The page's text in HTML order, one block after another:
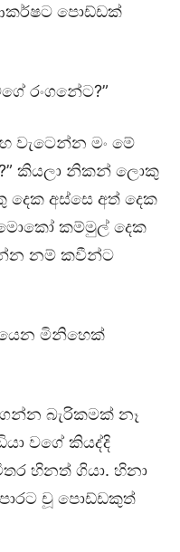
පොඩ්ඩක්
රංගනේට?”
වැටෙන්න මං මේ
කියලා නිකන් ලොකු
අස්සෙ අත් දෙක
කම්මුල් දෙක
නම් කවීන්ට
මිනිහෙක්
බැරිකමක් නෑ
වගේ කියද්දි
හිනත් ගියා. හිනා
චූ පොඩ්ඩකුත්